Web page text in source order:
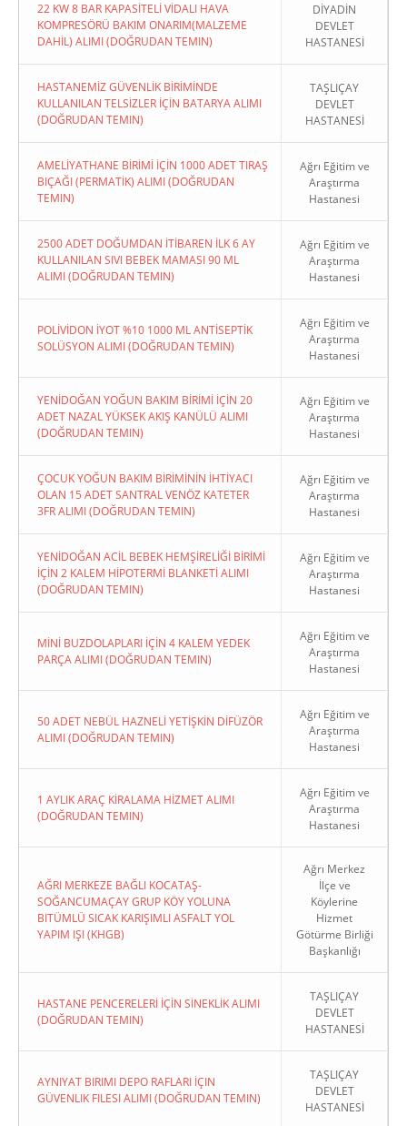
22 KW 8 BAR KAPASİTELİ VİDALI HAVA
KOMPRESÖRÜ BAKIM ONARIM(MALZEME
DAHİL) ALIMI (DOĞRUDAN TEMIN)
DİYADİN
DEVLET
HASTANESİ
HASTANEMİZ GÜVENLİK BİRİMİNDE
KULLANILAN TELSİZLER İÇİN BATARYA ALIMI
(DOĞRUDAN TEMIN)
TAŞLIÇAY
DEVLET
HASTANESİ
AMELİYATHANE BİRİMİ İÇİN 1000 ADET TIRAŞ
BIÇAĞI (PERMATİK) ALIMI (DOĞRUDAN
TEMIN)
Ağrı Eğitim ve
Araştırma
Hastanesi
2500 ADET DOĞUMDAN İTİBAREN İLK 6 AY
KULLANILAN SIVI BEBEK MAMASI 90 ML
ALIMI (DOĞRUDAN TEMIN)
Ağrı Eğitim ve
Araştırma
Hastanesi
POLİVİDON İYOT %10 1000 ML ANTİSEPTİK
SOLÜSYON ALIMI (DOĞRUDAN TEMIN)
Ağrı Eğitim ve
Araştırma
Hastanesi
YENİDOĞAN YOĞUN BAKIM BİRİMİ İÇİN 20
ADET NAZAL YÜKSEK AKIŞ KANÜLÜ ALIMI
(DOĞRUDAN TEMIN)
Ağrı Eğitim ve
Araştırma
Hastanesi
ÇOCUK YOĞUN BAKIM BİRİMİNİN İHTİYACI
OLAN 15 ADET SANTRAL VENÖZ KATETER
3FR ALIMI (DOĞRUDAN TEMIN)
Ağrı Eğitim ve
Araştırma
Hastanesi
YENİDOĞAN ACİL BEBEK HEMŞİRELİĞİ BİRİMİ
İÇİN 2 KALEM HİPOTERMİ BLANKETİ ALIMI
(DOĞRUDAN TEMIN)
Ağrı Eğitim ve
Araştırma
Hastanesi
MİNİ BUZDOLAPLARI İÇİN 4 KALEM YEDEK
PARÇA ALIMI (DOĞRUDAN TEMIN)
Ağrı Eğitim ve
Araştırma
Hastanesi
50 ADET NEBÜL HAZNELİ YETİŞKİN DİFÜZÖR
ALIMI (DOĞRUDAN TEMIN)
Ağrı Eğitim ve
Araştırma
Hastanesi
1 AYLIK ARAÇ KİRALAMA HİZMET ALIMI
(DOĞRUDAN TEMIN)
Ağrı Eğitim ve
Araştırma
Hastanesi
AĞRI MERKEZE BAĞLI KOCATAŞ-
SOĞANCUMAÇAY GRUP KÖY YOLUNA
BITÜMLÜ SICAK KARIŞIMLI ASFALT YOL
YAPIM IŞI (KHGB)
Ağrı Merkez
İlçe ve
Köylerine
Hizmet
Götürme Birliği
Başkanlığı
HASTANE PENCERELERİ İÇİN SİNEKLİK ALIMI
(DOĞRUDAN TEMIN)
TAŞLIÇAY
DEVLET
HASTANESİ
AYNIYAT BIRIMI DEPO RAFLARI İÇIN
GÜVENLIK FILESI ALIMI (DOĞRUDAN TEMIN)
TAŞLIÇAY
DEVLET
HASTANESİ